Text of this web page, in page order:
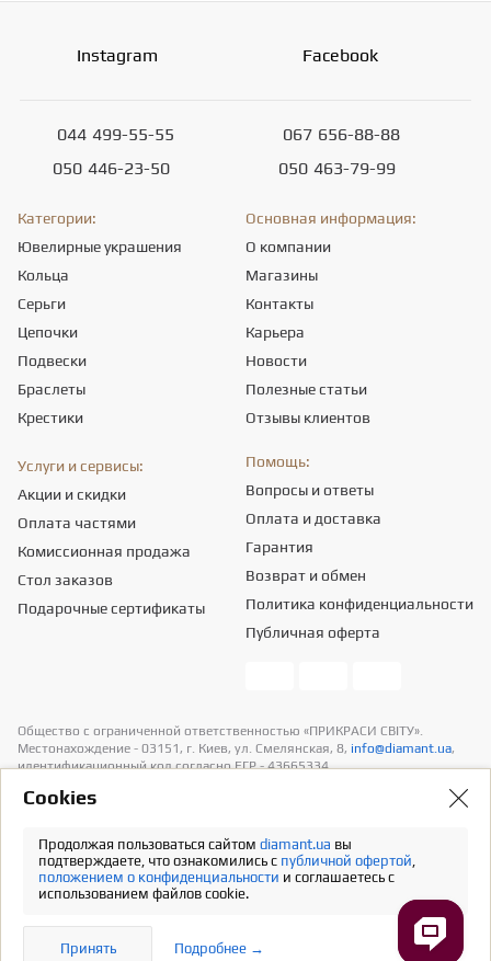
Instagram Facebook
044 499-55-55
050 446-23-50
067 656-88-88
050 463-79-99
Категории:
Ювелирные украшения
Кольца
Серьги
Цепочки
Подвески
Браслеты
Крестики
Основная информация:
О компании
Магазины
Контакты
Карьера
Новости
Полезные статьи
Отзывы клиентов
Услуги и сервисы:
Акции и скидки
Оплата частями
Комиссионная продажа
Стол заказов
Подарочные сертификаты
Помощь:
Вопросы и ответы
Оплата и доставка
Гарантия
Возврат и обмен
Политика конфиденциальности
Публичная оферта
Общество с ограниченной ответственностью «ПРИКРАСИ СВІТУ».
Местонахождение - 03151, г. Киев, ул. Смелянская, 8, info@diamant.ua,
идентификационный код согласно ЕГР - 43665334.
Информация о стоимости доставки содержится в разделе «Оплата и
доставка». В расчет стоимости товаров налогов не включено
Полная версия
Сookies
Продолжая пользоваться сайтом diamant.ua вы
подтверждаете, что ознакомились с публичной офертой,
положением о конфиденциальности и соглашаетесь с
использованием файлов cookie.
Принять Подробнее →